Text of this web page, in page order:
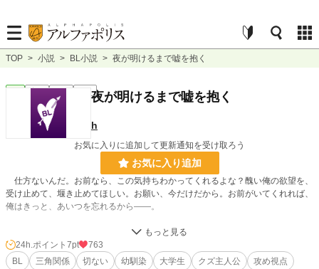
TOP > 小説 > BL小説 > 夜が明けるまで嘘を抱く
完結 長編 R18夜が明けるまで嘘を抱く
h
お気に入りに追加して更新通知を受け取ろう
お気に入り追加
仕方ないんだ。お前なら、この気持ちわかってくれるよな？醜い俺の欲望を、
受け止めて、堰き止めてほしい。お願い、今だけだから。お前がいてくれれば、
俺はきっと、あいつを忘れるから――。
大学2年生の智暁は、食堂で幼馴染・蒼空の姿を発見する。蒼空が1浪の末、
24h.ポイント 7pt
763
BL
三角関係 切ない 幼馴染 大学生 クズ主人公
攻め視点